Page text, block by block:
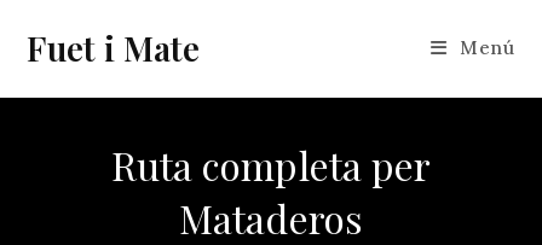
contingut
Fuet i Mate Menú
Ruta completa per
Mataderos